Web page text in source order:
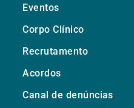
Eventos
Corpo Clínico
Recrutamento
Acordos
Canal de denúncias